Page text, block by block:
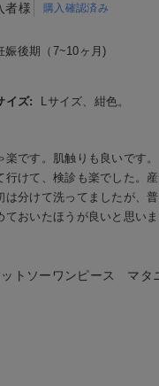
者様 購入確認済み
娠後期（7~10ヶ月)
イズ:
Lサイズ、紺色。
です。肌触りも良いです。
けて、検診も楽でした。産
分けて洗ってましたが、
おいたほうが良いと思いま
トソーワンピース マタ